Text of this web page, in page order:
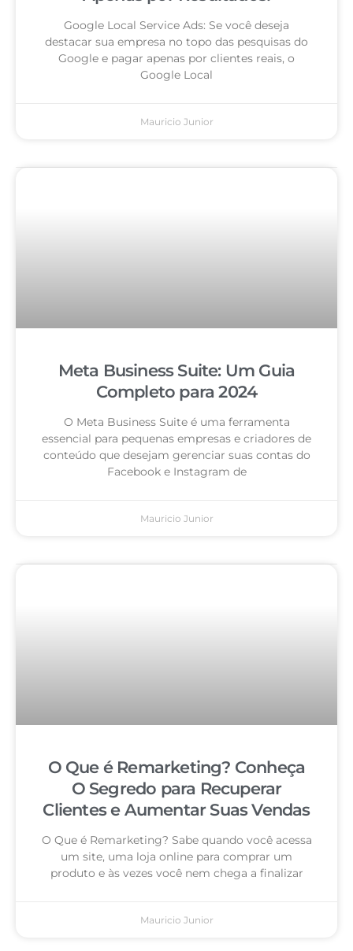
Google Local Service Ads: Se você deseja
destacar sua empresa no topo das pesquisas do
Google e pagar apenas por clientes reais, o
Google Local
Mauricio Junior
Meta Business Suite: Um Guia
Completo para 2024
O Meta Business Suite é uma ferramenta
essencial para pequenas empresas e criadores de
conteúdo que desejam gerenciar suas contas do
Facebook e Instagram de
Mauricio Junior
O Que é Remarketing? Conheça
O Segredo para Recuperar
Clientes e Aumentar Suas Vendas
O Que é Remarketing? Sabe quando você acessa
um site, uma loja online para comprar um
produto e às vezes você nem chega a finalizar
Mauricio Junior